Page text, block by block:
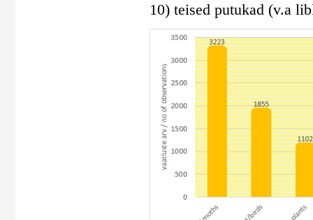
10) teised putukad (v.a